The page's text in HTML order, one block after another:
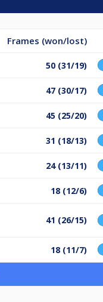
Frames (won/lost)
50 (31/19)
47 (30/17)
45 (25/20)
31 (18/13)
24 (13/11)
18 (12/6)
41 (26/15)
18 (11/7)